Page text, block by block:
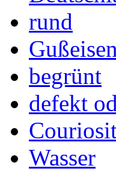
rund
Gußeisen
begrünt
defekt
Wasser